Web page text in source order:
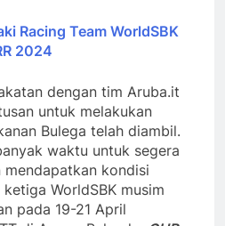
Racing Team WorldSBK
2024
dengan tim Aruba.it
untuk melakukan
Bulega telah diambil.
waktu untuk segera
kondisi
WorldSBK musim
pada 19-21 April